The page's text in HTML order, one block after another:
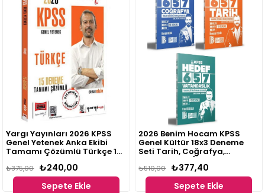
Yargı Yayınları 2026 KPSS
Genel Yetenek Anka Ekibi
Tamamı Çözümlü Türkçe 15
₺240,00
₺375,00
Sepete Ekle
2026 Benim Hocam KPSS
Genel Kültür 18x3 Deneme
Seti Tarih, Coğrafya,
Vatandaşlık (Ramazan
Yetgin, Bayram Meral, Erdal
Kesekler)
₺377,40
₺510,00
Sepete Ekle